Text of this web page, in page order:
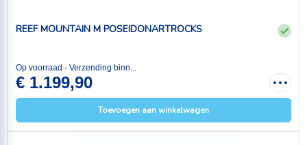
REEF MOUNTAIN M POSEIDONARTROCKS
Op voorraad - Verzending binn...
€ 1.199,90
Toevoegen aan winkelwagen